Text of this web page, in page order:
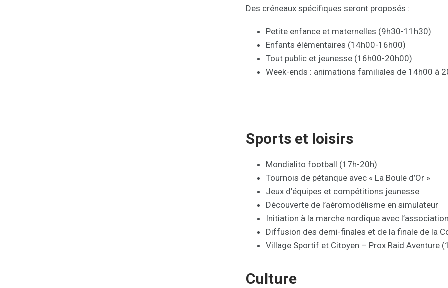
Des créneaux spécifiques seront proposés :
Petite enfance et maternelles (9h30-11h30)
Enfants élémentaires (14h00-16h00)
Tout public et jeunesse (16h00-20h00)
Week-ends : animations familiales de 14h00 à
Sports et loisirs
Mondialito football (17h-20h)
Tournois de pétanque avec « La Boule d’Or »
Jeux d’équipes et compétitions jeunesse
Découverte de l’aéromodélisme en simulateur
Initiation à la marche nordique avec
Diffusion des demi-finales et de la finale de la
Village Sportif et Citoyen – Prox Raid Aventure
Culture